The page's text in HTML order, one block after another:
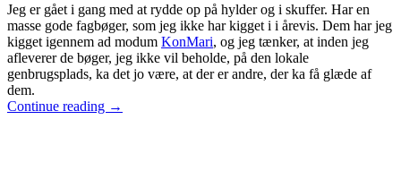
Jeg er gået i gang med at rydde op på hylder og i skuffer. Har en
masse gode fagbøger, som jeg ikke har kigget i i årevis. Dem har jeg
kigget igennem ad modum KonMari, og jeg tænker, at inden jeg
afleverer de bøger, jeg ikke vil beholde, på den lokale
genbrugsplads, ka det jo være, at der er andre, der ka få glæde af
dem.
Continue reading →